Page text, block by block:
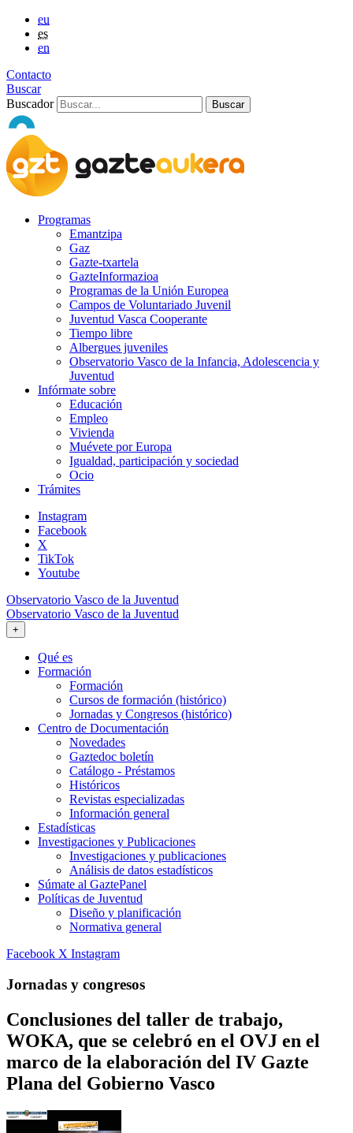
eu
es
en
Contacto
Buscar
Buscador
Programas
Emantzipa
Gaz
Gazte-txartela
GazteInformazioa
Programas de la Unión Europea
Campos de Voluntariado Juvenil
Juventud Vasca Cooperante
Tiempo libre
Albergues juveniles
Observatorio Vasco de la Infancia, Adolescencia y
Juventud
Infórmate sobre
Educación
Empleo
Vivienda
Muévete por Europa
Igualdad, participación y sociedad
Ocio
Trámites
Instagram
Facebook
X
TikTok
Youtube
Observatorio Vasco de la Juventud
Observatorio Vasco de la Juventud
+
Qué es
Formación
Formación
Cursos de formación (histórico)
Jornadas y Congresos (histórico)
Centro de Documentación
Novedades
Gaztedoc boletín
Catálogo - Préstamos
Históricos
Revistas especializadas
Información general
Estadísticas
Investigaciones y Publicaciones
Investigaciones y publicaciones
Análisis de datos estadísticos
Súmate al GaztePanel
Políticas de Juventud
Diseño y planificación
Normativa general
Facebook X Instagram
Jornadas y congresos
Conclusiones del taller de trabajo,
WOKA, que se celebró en el OVJ en el
marco de la elaboración del IV Gazte
Plana del Gobierno Vasco